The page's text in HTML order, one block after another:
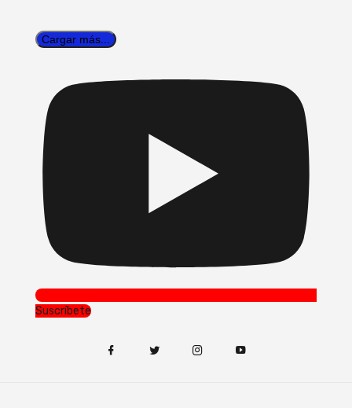
Cargar más...
Suscríbete